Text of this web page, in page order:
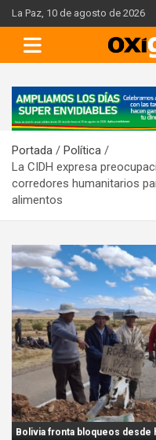
Skip
to
content
La Paz, 10 de agosto de 2026
A
d
e
r
t
i
s
e
e
n
t
:
Portada
Política
La CIDH expresa
corredores humanitarios
alimentos
Bolivia fronta bloqueos desde